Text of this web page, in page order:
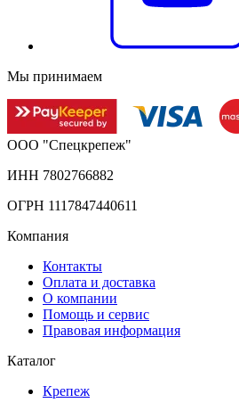
Мы принимаем
ООО "Спецкрепеж"
ИНН 7802766882
ОГРН 1117847440611
Компания
Контакты
Оплата и доставка
О компании
Помощь и сервис
Правовая информация
Каталог
Крепеж